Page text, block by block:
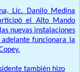
Lic. Danilo Medina
el Alto Mando
nuevas instalaciones
funcionara la
también hizo